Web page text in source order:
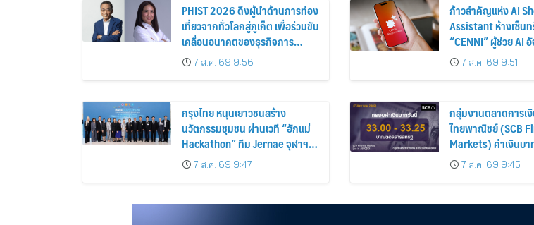
PHIST 2026 ดึงผู้นำด้านการท่อง
เที่ยวจากทั่วโลกสู่ภูเก็ต เพื่อร่วมขับ
เคลื่อนอนาคตของธุรกิจการ
บริการอย่างยั่งยืน
7 ส.ค. 69 9:56
ก้าวสำคัญแห่ง AI
Assistant ห้างเซ็น
“CENNI” ผู้ช่วย AI
รู้ใจสายช้อปคนใหม่ ร่
ประสบการณ์ช้อปปิ้งใ
7 ส.ค. 69 9:51
กรุงไทย หนุนเยาวชนสร้าง
นวัตกรรมชุมชน ผ่านเวที “ฮักแม่
Hackathon” ทีม Jernae จุฬาฯ
คว้าแชมป์ ใช้ AI ติดตามทรัพย์สิน
สูญหาย
7 ส.ค. 69 9:47
กลุ่มงานตลาดการเ
ไทยพาณิชย์ (SCB
Markets) ค่าเงินบา
สิงหาคม 2569
7 ส.ค. 69 9:45